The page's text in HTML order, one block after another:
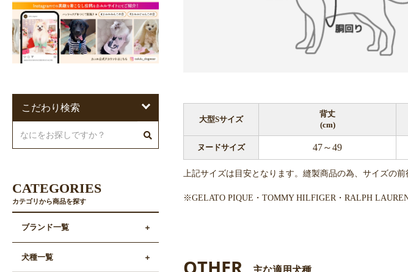
大型Sサイズ
背丈
(cm)
ヌードサイズ 47～49
上記サイズは目安となります。縫製商品の為、サイズの前
※GELATO PIQUE・TOMMY HILFIGER・RALPH
こだわり検索
CATEGORIES
カテゴリから商品を探す
ブランド一覧
犬種一覧